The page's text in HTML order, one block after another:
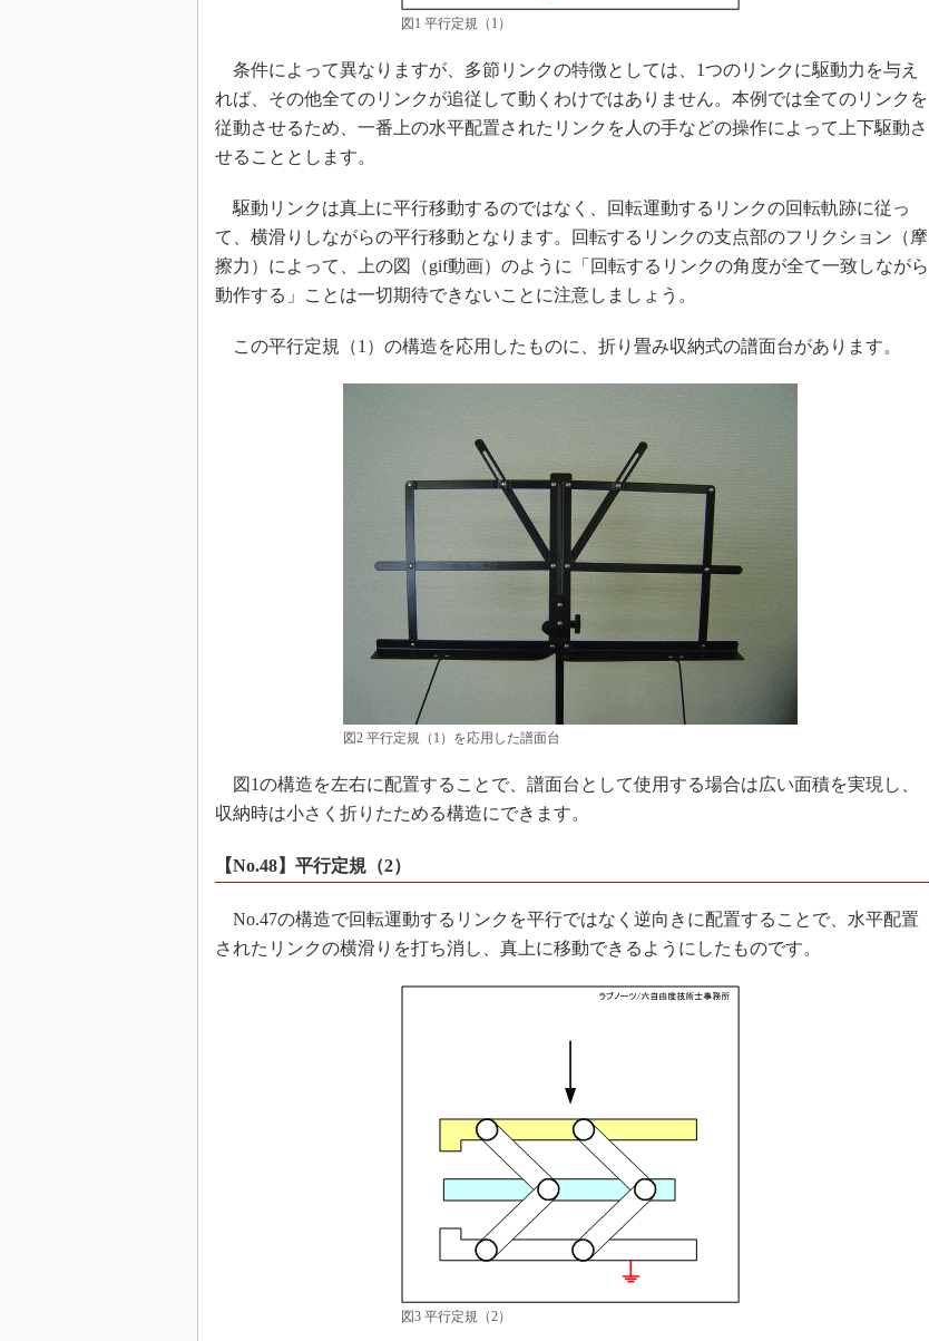
図1 平行定規（1）
条件によって異なりますが、多節リンクの特徴としては、1つのリンクに駆動力を与え
れば、その他全てのリンクが追従して動くわけではありません。本例では全てのリンクを
従動させるため、一番上の水平配置されたリンクを人の手などの操作によって上下駆動さ
せることとします。
駆動リンクは真上に平行移動するのではなく、回転運動するリンクの回転軌跡に従っ
て、横滑りしながらの平行移動となります。回転するリンクの支点部のフリクション（摩
擦力）によって、上の図（gif動画）のように「回転するリンクの角度が全て一致しながら
動作する」ことは一切期待できないことに注意しましょう。
この平行定規（1）の構造を応用したものに、折り畳み収納式の譜面台があります。
図2 平行定規（1）を応用した譜面台
図1の構造を左右に配置することで、譜面台として使用する場合は広い面積を実現し、
収納時は小さく折りたためる構造にできます。
【No.48】平行定規（2）
No.47の構造で回転運動するリンクを平行ではなく逆向きに配置することで、水平配置
されたリンクの横滑りを打ち消し、真上に移動できるようにしたものです。
図3 平行定規（2）